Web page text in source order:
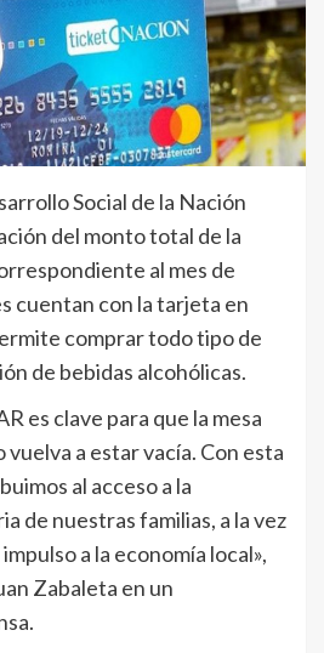
Social de la Nación
del monto total de la
al mes de
cuentan con la tarjeta en
comprar todo tipo de
de bebidas alcohólicas.
es clave para que la mesa
a estar vacía. Con esta
al acceso a la
de nuestras familias, a la vez
a la economía local»,
Zabaleta en un